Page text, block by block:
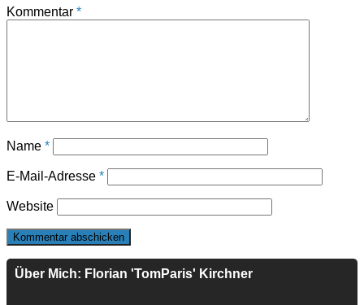
Kommentar *
Name *
E-Mail-Adresse *
Website
Über Mich: Florian 'TomParis' Kirchner